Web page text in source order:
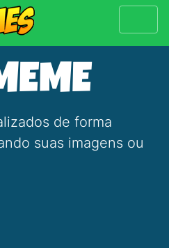
de forma
suas imagens ou